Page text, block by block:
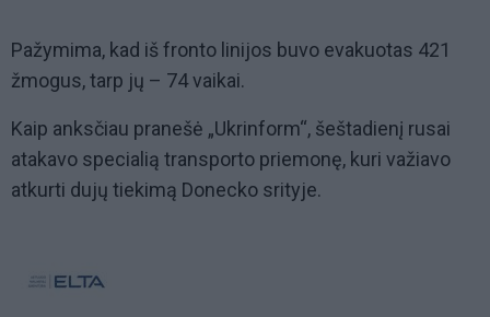
Pažymima, kad iš fronto linijos buvo evakuotas 421
žmogus, tarp jų – 74 vaikai.
Kaip anksčiau pranešė „Ukrinform“, šeštadienį rusai
atakavo specialią transporto priemonę, kuri važiavo
atkurti dujų tiekimą Donecko srityje.